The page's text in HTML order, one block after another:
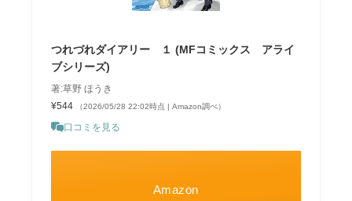
つれづれダイアリー １ (MFコミックス アライ
ブシリーズ)
著:草野 ほうき
¥544
（2026/05/28 22:02時点 | Amazon調べ）
口コミを見る
Amazon